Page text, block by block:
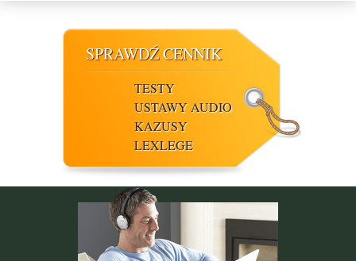
SPRAWDŹ CENNIK
TESTY
USTAWY AUDIO
KAZUSY
LEXLEGE